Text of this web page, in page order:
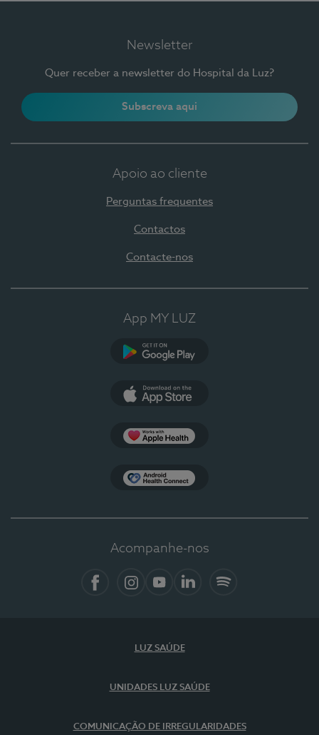
Newsletter
Quer receber a newsletter do Hospital da Luz?
Subscreva aqui
Apoio ao cliente
Perguntas frequentes
Contactos
Contacte-nos
App MY LUZ
Acompanhe-nos
LUZ SAÚDE
UNIDADES LUZ SAÚDE
COMUNICAÇÃO DE IRREGULARIDADES